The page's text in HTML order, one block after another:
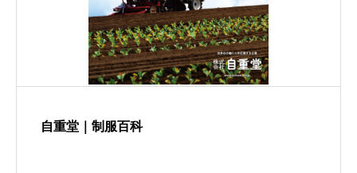
自重堂｜制服百科